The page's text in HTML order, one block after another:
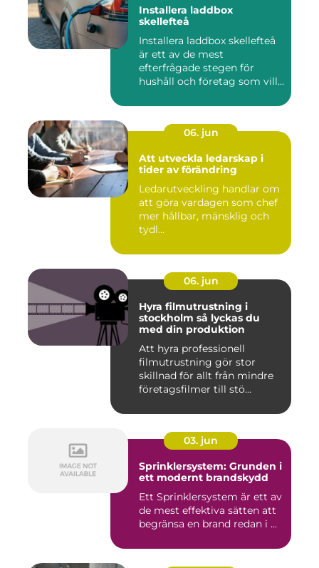
Installera laddbox
skellefteå
Installera laddbox skellefteå
är ett av de mest
efterfrågade stegen för
hushåll och företag som vill...
06. jun
Att utveckla ledarskap i
tider av förändring
Ledarutveckling handlar om
att göra vardagen som chef
mer hållbar, mänsklig och
tydl...
06. jun
Hyra filmutrustning i
stockholm så lyckas du
med din produktion
Att hyra professionell
filmutrustning gör stor
skillnad för allt från mindre
företagsfilmer till stö...
03. jun
Sprinklersystem: Grunden i
ett modernt brandskydd
Ett Sprinklersystem är ett av
de mest effektiva sätten att
begränsa en brand redan i ...